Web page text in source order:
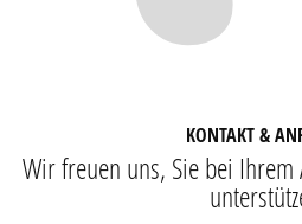
KONTAKT &
Wir freuen uns, Sie bei